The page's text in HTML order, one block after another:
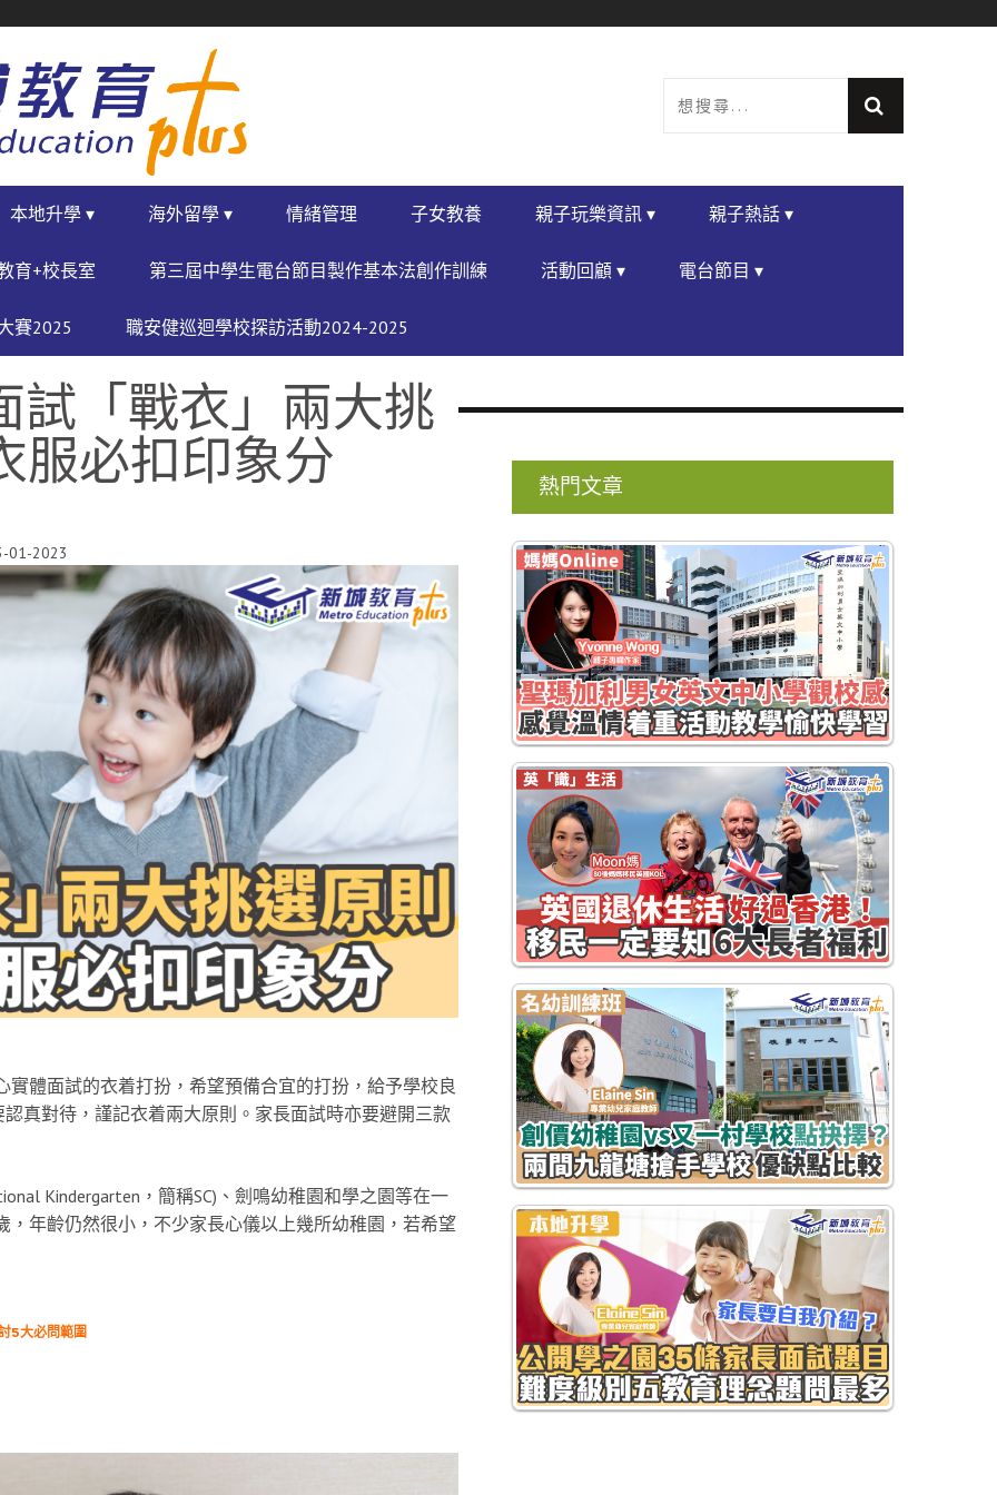
本地升學 ▾ 海外留學 ▾ 情緒管理 子女教養 親子玩樂資訊 ▾ 親子熱話 ▾
育+校長室 第三屆中學生電台節目製作基本法創作訓練 活動回顧 ▾ 電台節目 ▾
賽2025 職安健巡迴學校探訪活動2024-2025
試「戰衣」兩大挑
服必扣印象分
01-2023
體面試的衣着打扮，希望預備合宜的打扮，給予學校良
真對待，謹記衣着兩大原則。家長面試時亦要避開三款
Kindergarten，簡稱SC)、劍鳴幼稚園和學之園等在一
年齡仍然很小，不少家長心儀以上幾所幼稚園，若希望
5大必問範圍
熱門文章